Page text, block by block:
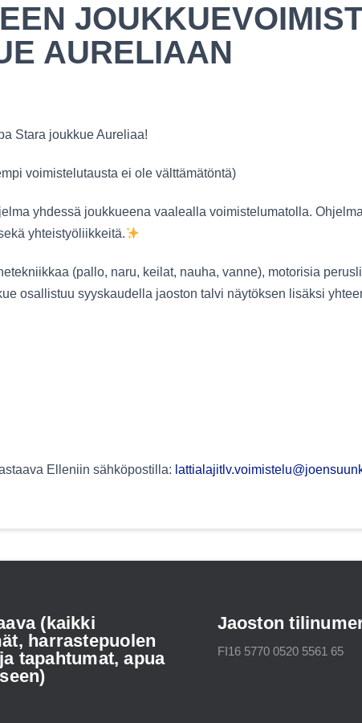
AURELIAAN
Stara joukkue Aureliaa!
voimistelutausta ei ole välttämätöntä)
yhdessä joukkueena vaalealla voimistelumatolla.
yhteistyöliikkeitä.
(pallo, naru, keilat, nauha, vanne), motorisia
osallistuu syyskaudella jaoston talvi näytöksen lisäksi
Elleniin sähköpostilla:
(kaikki
harrastepuolen
tapahtumat, apua
Jaoston
FI16 5770 0520 5561 65